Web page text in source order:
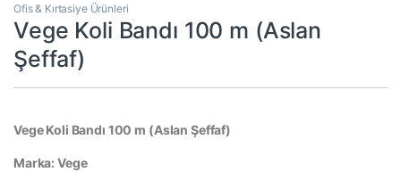
Ofis & Kırtasiye Ürünleri
Vege Koli Bandı 100 m (Aslan
Şeffaf)
Vege Koli Bandı 100 m (Aslan Şeffaf)
Marka: Vege